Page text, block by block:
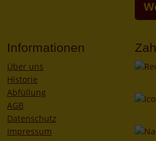
Informationen
Über uns
Historie
Abfüllung
AGB
Datenschutz
Impressum